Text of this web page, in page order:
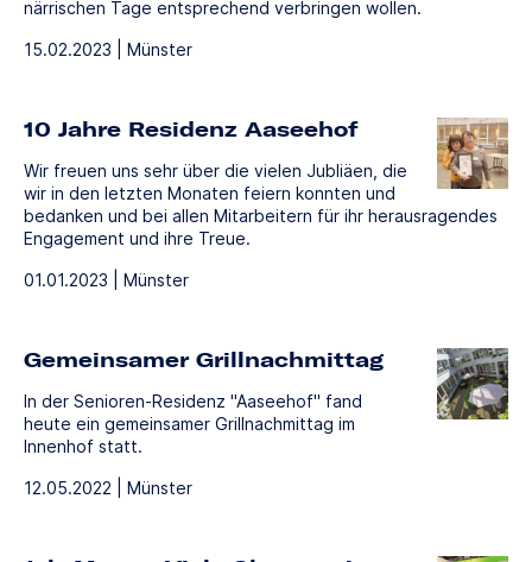
närrischen Tage entsprechend verbringen wollen.
15.02.2023 | Münster
10 Jahre Residenz Aaseehof
Wir freuen uns sehr über die vielen Jubliäen, die
wir in den letzten Monaten feiern konnten und
bedanken und bei allen Mitarbeitern für ihr herausragendes
Engagement und ihre Treue.
01.01.2023 | Münster
Gemeinsamer Grillnachmittag
In der Senioren-Residenz "Aaseehof" fand
heute ein gemeinsamer Grillnachmittag im
Innenhof statt.
12.05.2022 | Münster